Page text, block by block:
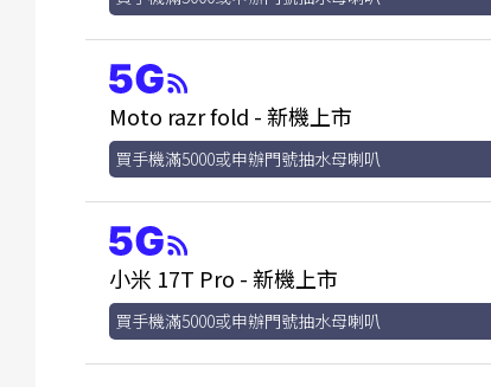
Moto razr fold - 新機上市
買手機滿5000或申辦門號抽水母喇叭
小米 17T Pro - 新機上市
買手機滿5000或申辦門號抽水母喇叭